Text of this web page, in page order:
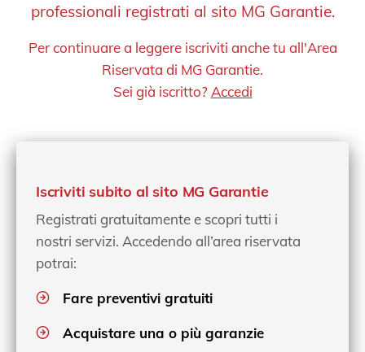
professionali registrati al sito MG Garantie.
Per continuare a leggere iscriviti anche tu all'Area
Riservata di MG Garantie.
Sei già iscritto? Accedi
Iscriviti subito al sito MG Garantie
Registrati gratuitamente e scopri tutti i
nostri servizi. Accedendo all’area riservata
potrai:
Fare preventivi gratuiti
Acquistare una o più garanzie